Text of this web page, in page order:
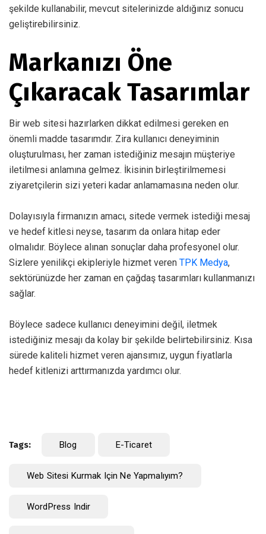
şekilde kullanabilir, mevcut sitelerinizde aldığınız sonucu
geliştirebilirsiniz.
Markanızı Öne
Çıkaracak Tasarımlar
Bir web sitesi hazırlarken dikkat edilmesi gereken en
önemli madde tasarımdır. Zira kullanıcı deneyiminin
oluşturulması, her zaman istediğiniz mesajın müşteriye
iletilmesi anlamına gelmez. İkisinin birleştirilmemesi
ziyaretçilerin sizi yeteri kadar anlamamasına neden olur.
Dolayısıyla firmanızın amacı, sitede vermek istediği mesaj
ve hedef kitlesi neyse, tasarım da onlara hitap eder
olmalıdır. Böylece alınan sonuçlar daha profesyonel olur.
Sizlere yenilikçi ekipleriyle hizmet veren TPK Medya,
sektörünüzde her zaman en çağdaş tasarımları kullanmanızı
sağlar.
Böylece sadece kullanıcı deneyimini değil, iletmek
istediğiniz mesajı da kolay bir şekilde belirtebilirsiniz. Kısa
sürede kaliteli hizmet veren ajansımız, uygun fiyatlarla
hedef kitlenizi arttırmanızda yardımcı olur.
Tags: Blog E-Ticaret
Web Sitesi Kurmak Için Ne Yapmalıyım?
WordPress Indir